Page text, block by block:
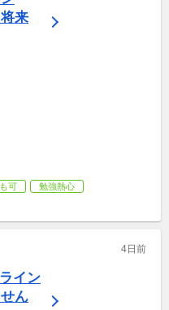
来
可
勉強熱心
4日前
イン
ん